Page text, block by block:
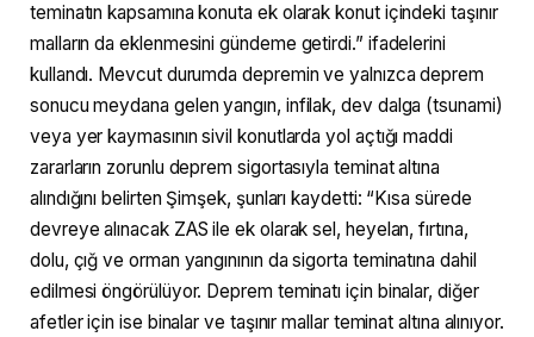
teminatın kapsamına konuta ek olarak konut içindeki taşınır
malların da eklenmesini gündeme getirdi.” ifadelerini
kullandı. Mevcut durumda depremin ve yalnızca deprem
sonucu meydana gelen yangın, infilak, dev dalga (tsunami)
veya yer kaymasının sivil konutlarda yol açtığı maddi
zararların zorunlu deprem sigortasıyla teminat altına
alındığını belirten Şimşek, şunları kaydetti: “Kısa sürede
devreye alınacak ZAS ile ek olarak sel, heyelan, fırtına,
dolu, çığ ve orman yangınının da sigorta teminatına dahil
edilmesi öngörülüyor. Deprem teminatı için binalar, diğer
afetler için ise binalar ve taşınır mallar teminat altına alınıyor.